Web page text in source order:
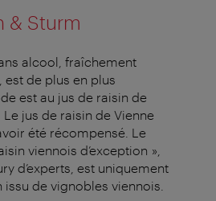
& Sturm
alcool, fraîchement
est de plus en plus
est au jus de raisin de
jus de raisin de Vienne
été récompensé. Le
viennois d’exception »,
d’experts, est uniquement
de vignobles viennois.